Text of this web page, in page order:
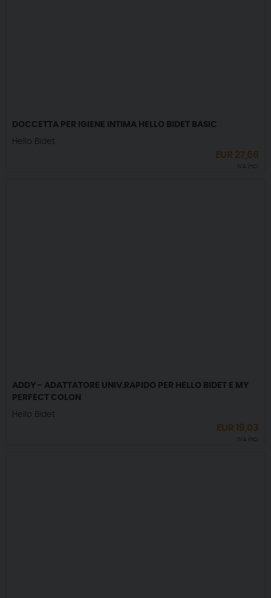
DOCCETTA PER IGIENE INTIMA HELLO BIDET BASIC
Hello Bidet
EUR 27,66
IVA incl.
ADDY - ADATTATORE UNIV.RAPIDO PER HELLO BIDET E MY
PERFECT COLON
Hello Bidet
EUR19,03
IVA incl.